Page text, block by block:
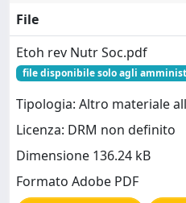
File
Etoh rev Nutr Soc.pdf
file disponibile solo agli
Tipologia: Altro materiale
Licenza: DRM non definito
Dimensione 136.24 kB
Formato Adobe PDF